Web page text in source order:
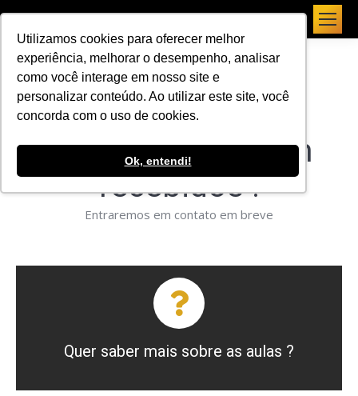
Utilizamos cookies para oferecer melhor
experiência, melhorar o desempenho, analisar
como você interage em nosso site e
personalizar conteúdo. Ao utilizar este site, você
concorda com o uso de cookies.
Ok, entendi!
Seus dados foram
recebidos !
Entraremos em contato em breve
Quer saber mais sobre as aulas ?
Entenda como funciona os cursos
Aulas particulares e em turma
Entenda mais